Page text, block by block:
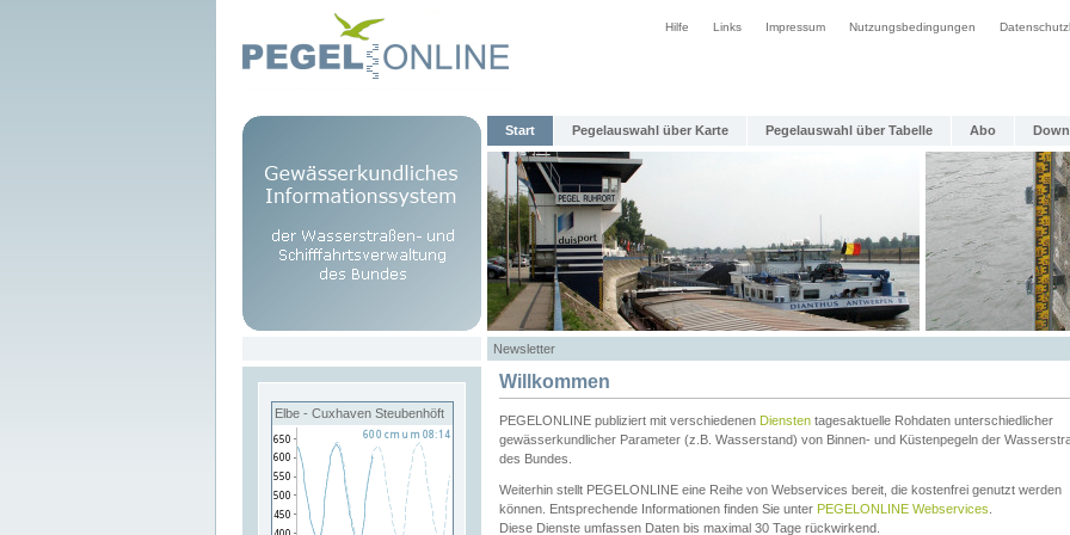
Hilfe Links Impressum Nutzungsbedingungen
Start Pegelauswahl über Karte Pegelauswahl über Tabelle Abo
Newsletter
Elbe - Cuxhaven Steubenhöft
Willkommen
PEGELONLINE publiziert mit verschiedenen Diensten tagesaktuelle Rohdaten unterschiedlicher
gewässerkundlicher Parameter (z.B. Wasserstand) von Binnen- und Küstenpegeln der
des Bundes.
Weiterhin stellt PEGELONLINE eine Reihe von Webservices bereit, die kostenfrei genutzt werden
können. Entsprechende Informationen finden Sie unter PEGELONLINE Webservices
Diese Dienste umfassen Daten bis maximal 30 Tage rückwirkend.